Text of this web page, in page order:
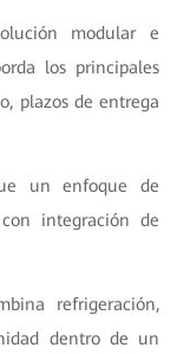
modular e
los principales
plazos de entrega
un enfoque de
integración de
refrigeración,
dentro de un